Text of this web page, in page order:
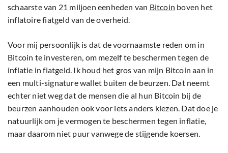
schaarste van 21 miljoen eenheden van Bitcoin boven het
inflatoire fiatgeld van de overheid.
Voor mij persoonlijk is dat de voornaamste reden om in
Bitcoin te investeren, om mezelf te beschermen tegen de
inflatie in fiatgeld. Ik houd het gros van mijn Bitcoin aan in
een multi-signature wallet buiten de beurzen. Dat neemt
echter niet weg dat de mensen die al hun Bitcoin bij de
beurzen aanhouden ook voor iets anders kiezen. Dat doe je
natuurlijk om je vermogen te beschermen tegen inflatie,
maar daarom niet puur vanwege de stijgende koersen.